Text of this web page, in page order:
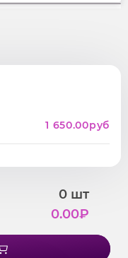
1 650.00руб
0 шт
0.00₽